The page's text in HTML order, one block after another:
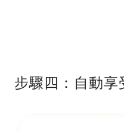
步驟四：自動享